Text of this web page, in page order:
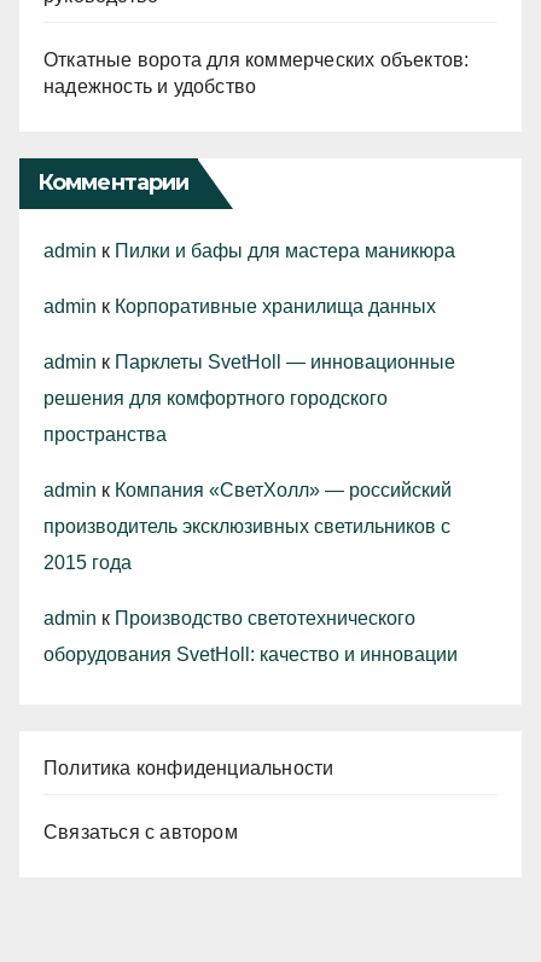
Откатные ворота для коммерческих объектов:
надежность и удобство
Комментарии
admin к Пилки и бафы для мастера маникюра
admin к Корпоративные хранилища данных
admin к Парклеты SvetHoll — инновационные
решения для комфортного городского
пространства
admin к Компания «СветХолл» — российский
производитель эксклюзивных светильников с
2015 года
admin к Производство светотехнического
оборудования SvetHoll: качество и инновации
Политика конфиденциальности
Связаться с автором